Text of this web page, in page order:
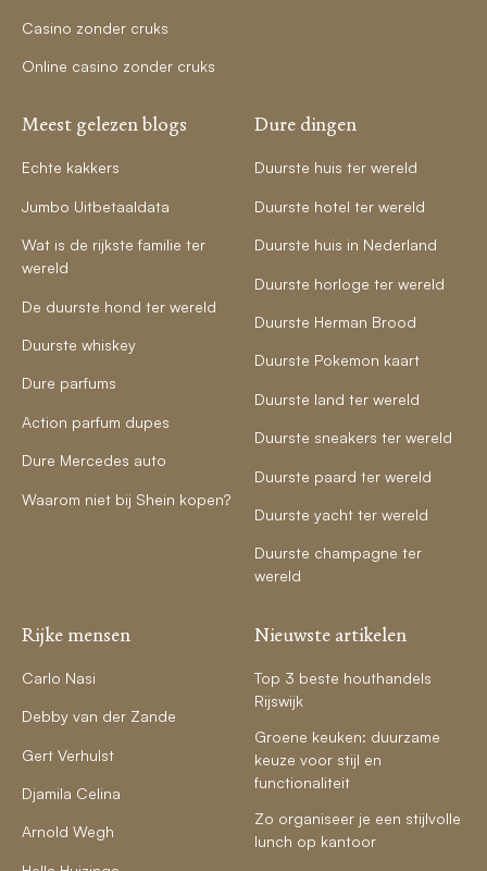
Casino zonder cruks
Online casino zonder cruks
Meest gelezen blogs
Echte kakkers
Jumbo Uitbetaaldata
Wat is de rijkste familie ter
wereld
De duurste hond ter wereld
Duurste whiskey
Dure parfums
Action parfum dupes
Dure Mercedes auto
Waarom niet bij Shein kopen?
Dure dingen
Duurste huis ter wereld
Duurste hotel ter wereld
Duurste huis in Nederland
Duurste horloge ter wereld
Duurste Herman Brood
Duurste Pokemon kaart
Duurste land ter wereld
Duurste sneakers ter wereld
Duurste paard ter wereld
Duurste yacht ter wereld
Duurste champagne ter
wereld
Rijke mensen
Carlo Nasi
Debby van der Zande
Gert Verhulst
Djamila Celina
Arnold Wegh
Nieuwste artikelen
Top 3 beste houthandels
Rijswijk
Groene keuken: duurzame
keuze voor stijl en
functionaliteit
Zo organiseer je een stijlvolle
lunch op kantoor